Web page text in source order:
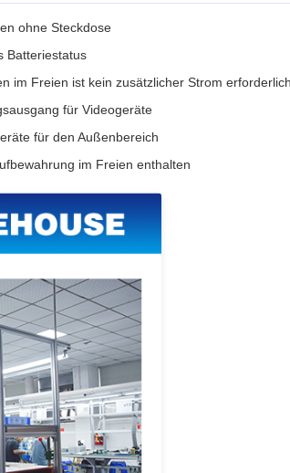
ohne Steckdose
Batteriestatus
im Freien ist kein zusätzlicher Strom
für Videogeräte
für den Außenbereich
im Freien enthalten